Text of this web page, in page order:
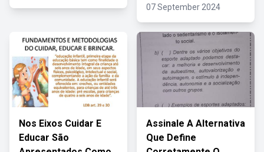
07 September 2024
Nos Eixos Cuidar E
Educar São
Assinale A Alternativa
Que Define